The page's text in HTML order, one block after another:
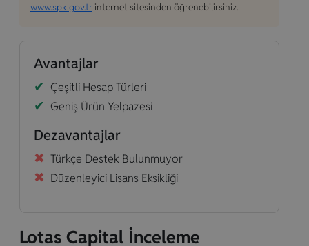
www.spk.gov.tr internet sitesinden öğrenebilirsiniz.
Avantajlar
Çeşitli Hesap Türleri
Geniş Ürün Yelpazesi
Dezavantajlar
Türkçe Destek Bulunmuyor
Düzenleyici Lisans Eksikliği
Lotas Capital İnceleme